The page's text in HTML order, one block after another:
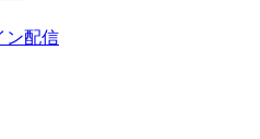
ン配信